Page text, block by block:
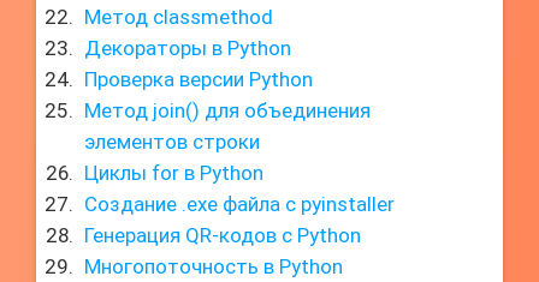
Метод classmethod
Декораторы в Python
Проверка версии Python
Метод join() для объединения
элементов строки
Циклы for в Python
Создание .exe файла с pyinstaller
Генерация QR-кодов с Python
Многопоточность в Python